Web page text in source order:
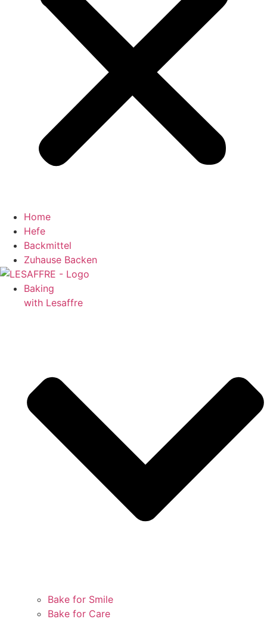
Home
Hefe
Backmittel
Zuhause Backen
Baking
with Lesaffre
Bake for Smile
Bake for Care